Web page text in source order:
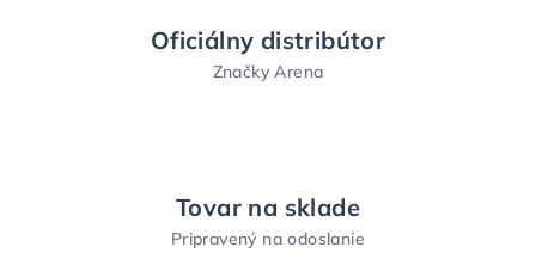
Oficiálny distribútor
Značky Arena
Tovar na sklade
Pripravený na odoslanie